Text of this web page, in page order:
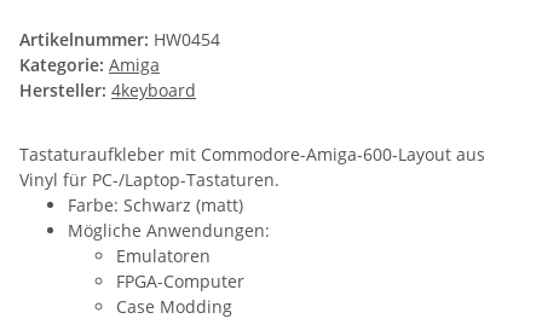
Artikelnummer: HW0454
Kategorie: Amiga
Hersteller: 4keyboard
Tastaturaufkleber mit Commodore-Amiga-600-Layout aus
Vinyl für PC-/Laptop-Tastaturen.
Farbe: Schwarz (matt)
Mögliche Anwendungen:
Emulatoren
FPGA-Computer
Case Modding